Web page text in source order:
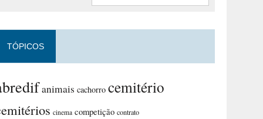
TÓPICOS
animais cachorro cemitério
cinema competição contrato